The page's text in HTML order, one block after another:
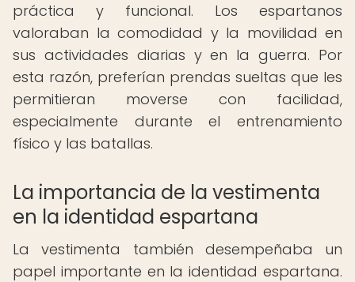
práctica y funcional. Los espartanos
valoraban la comodidad y la movilidad en
sus actividades diarias y en la guerra. Por
esta razón, preferían prendas sueltas que les
permitieran moverse con facilidad,
especialmente durante el entrenamiento
físico y las batallas.
La importancia de la vestimenta
en la identidad espartana
La vestimenta también desempeñaba un
papel importante en la identidad espartana.